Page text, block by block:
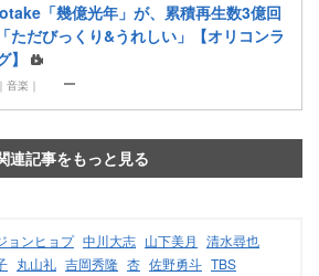
「幾億光年」が、累積再生数3億回
ただびっくり&うれしい」【オリコンラ
】
音楽｜
連記事をもっと見る
ョンヒョプ 中川大志 山下美月 清水尋也
丸山礼 吉岡秀隆 杏 佐野勇斗 TBS